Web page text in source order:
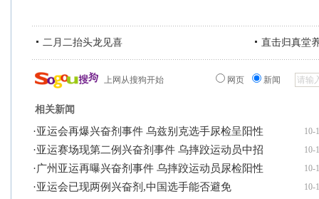
二月二抬头龙见喜 直击归真堂
上网从搜狗开始 网页 新闻
相关新闻
10-
·亚运会再爆兴奋剂事件 乌兹别克选手尿检呈阳性
10-
·亚运赛场现第二例兴奋剂事件 乌摔跤运动员中招
10-
·广州亚运再曝兴奋剂事件 乌摔跤运动员尿检阳性
10-
·亚运会已现两例兴奋剂,中国选手能否避免